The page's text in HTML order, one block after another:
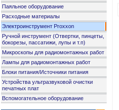
Паяльное оборудование
Расходные материалы
Электроинструмент Proxxon
Ручной инструмент (Отвертки, пинцеты,
бокорезы, пассатижи, лупы и т.п)
Микроскопы для радиомонтажных работ
Лампы для радиомонтажных работ
Блоки питания/Источники питания
Устройства ультразвуковой очистки
печатных плат
Вспомогательное оборудование